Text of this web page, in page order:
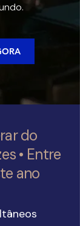
do
• Entre
ano